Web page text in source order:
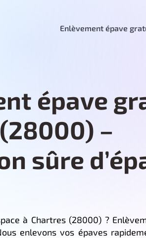
Enlèvement épave
épave
–
sûre
à Chartres (28000) ?
enlevons vos épaves